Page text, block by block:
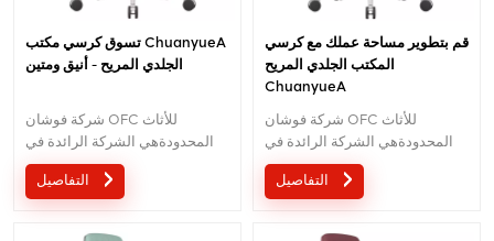
تسوق كرسي مكتب ChuanyueA
الجلدي المريح - أنيق ومتين
شركة فوشان OFC للأثاث
المحدودةهي الشركة الرائدة في
تصنيع الكراسي المكتبية المريحة
عالية الجودة.مع 5 سنوات من
قم بتطوير مساحة عملك مع كرسي
المكتب الجلدي المريح
ChuanyueA
شركة فوشان OFC للأثاث
المحدودةهي الشركة الرائدة في
تصنيع الكراسي المكتبية المريحة
عالية الجودة.مع 5 سنوات من